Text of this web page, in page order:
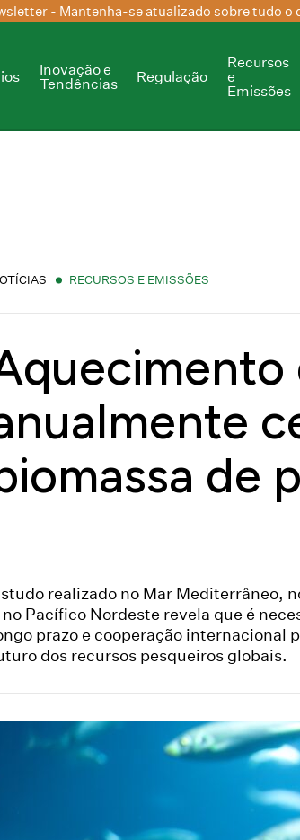
- Mantenha-se atualizado sobre tudo o
Inovação e
Tendências
Regulação
Recursos
e
Emissões
RECURSOS E EMISSÕES
de
realizado no Mar Mediterrâneo,
no Pacífico Nordeste revela que é
prazo e cooperação internacional
dos recursos pesqueiros globais.